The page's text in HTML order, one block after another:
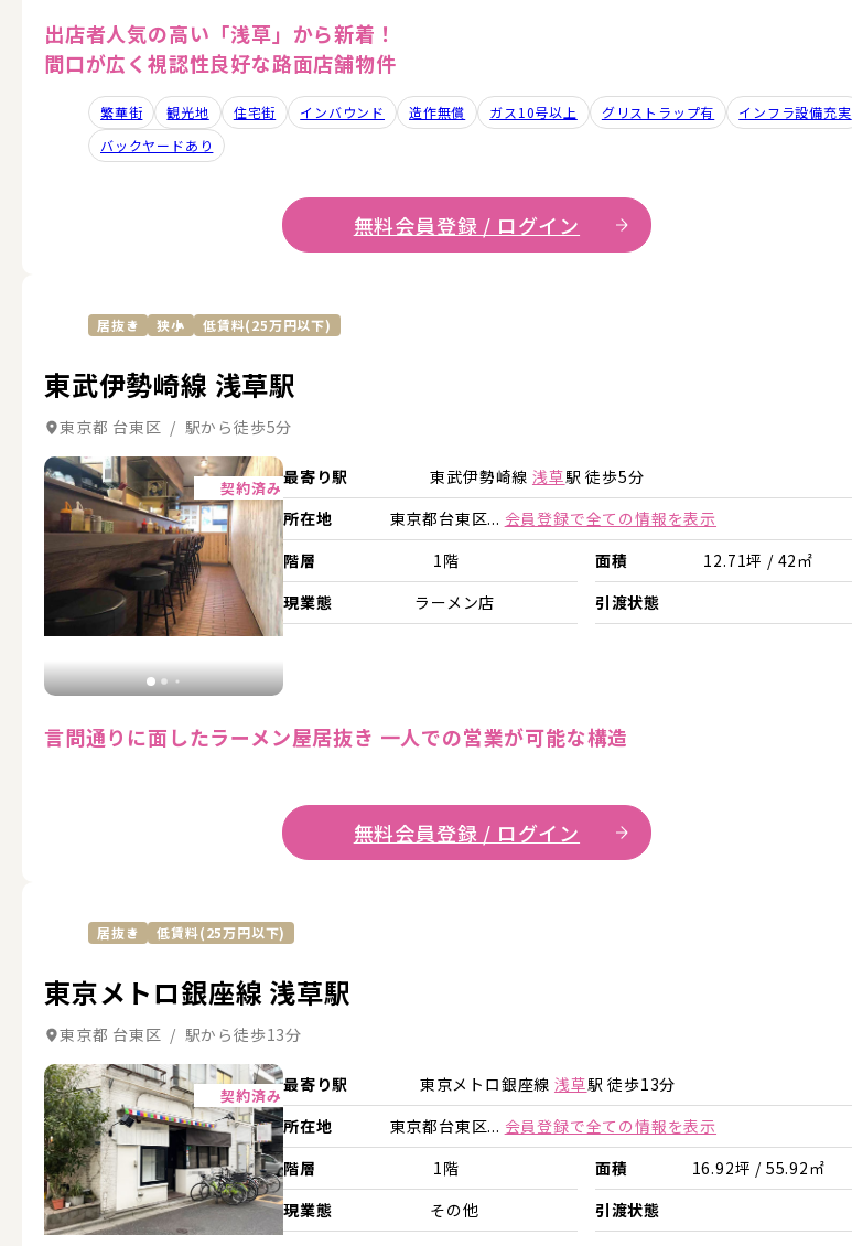
出店者人気の高い「浅草」から新着！
間口が広く視認性良好な路面店舗物件
繁華街 観光地 住宅街 インバウンド 造作無償 ガス10号以上 グリストラップ有
インフラ設備充実
バックヤードあり
無料会員登録 / ログイン
居抜き 狭小 低賃料(25万円以下)
東武伊勢崎線 浅草駅
東京都 台東区 / 駅から徒歩5分
契約済み
詳細を見る 詳細を見る
最寄り駅 東武伊勢崎線 浅草駅 徒歩5分
所在地
東京都台東区... 会員登録で全ての情報を表示
階層
1階 面積
12.71坪 / 42㎡
現業態
ラーメン店 引渡状態
言問通りに面したラーメン屋居抜き 一人での営業が可能な構造
無料会員登録 / ログイン
居抜き 低賃料(25万円以下)
東京メトロ銀座線 浅草駅
東京都 台東区 / 駅から徒歩13分
契約済み
詳細を見る 詳細を見る
最寄り駅 東京メトロ銀座線 浅草駅 徒歩13分
所在地
東京都台東区... 会員登録で全ての情報を表示
階層
1階 面積
16.92坪 / 55.92㎡
現業態
その他 引渡状態